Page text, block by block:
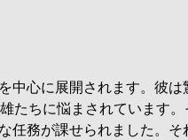
中心に展開されます。彼
たちに悩まされています
任務が課せられました。